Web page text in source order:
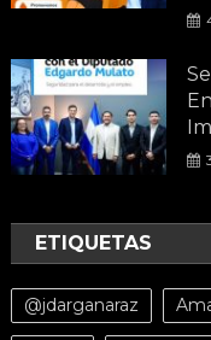
ETIQUETAS
@jdarganaraz